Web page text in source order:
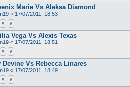
Marie Vs Aleksa Diamond
« 17/07/2011, 18:53
5 6
Vega Vs Alexis Texas
« 17/07/2011, 18:51
5 6
Devine Vs Rebecca Linares
« 17/07/2011, 18:49
5 6